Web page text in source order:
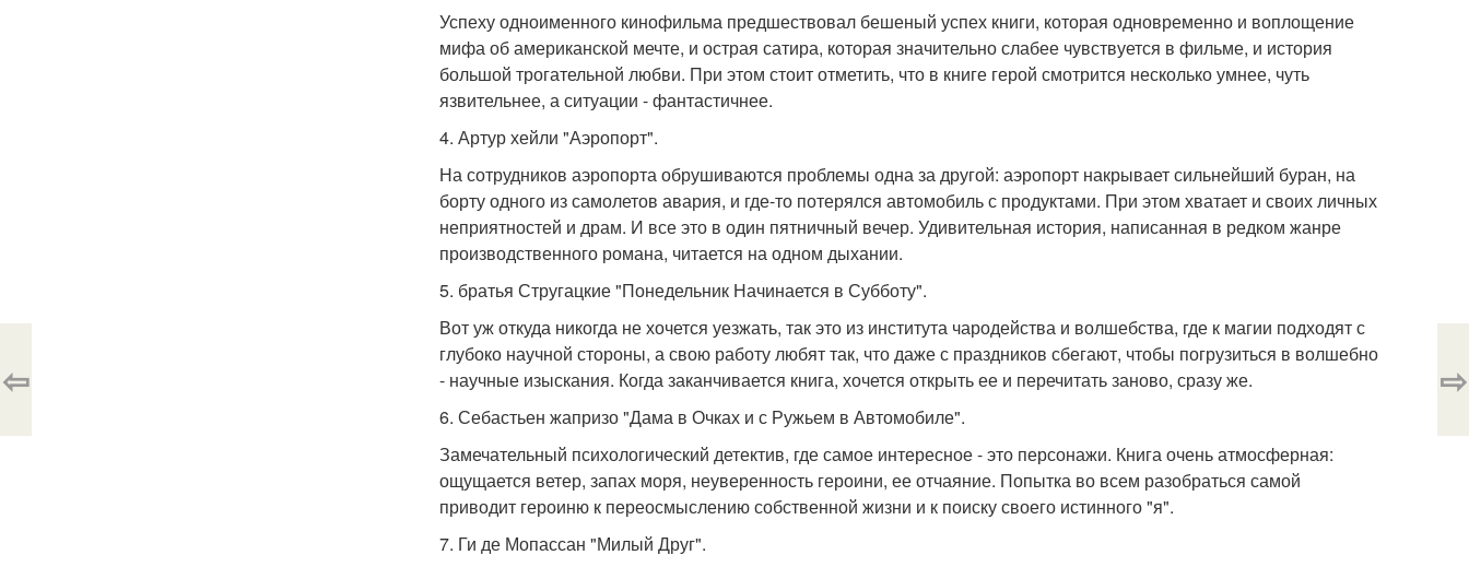
Успеху одноименного кинофильма предшествовал бешеный успех книги, которая одновременно и воплощение
мифа об американской мечте, и острая сатира, которая значительно слабее чувствуется в фильме, и история
большой трогательной любви. При этом стоит отметить, что в книге герой смотрится несколько умнее, чуть
язвительнее, а ситуации - фантастичнее.
4. Артур хейли "Аэропорт".
На сотрудников аэропорта обрушиваются проблемы одна за другой: аэропорт накрывает сильнейший буран, на
борту одного из самолетов авария, и где-то потерялся автомобиль с продуктами. При этом хватает и своих личных
неприятностей и драм. И все это в один пятничный вечер. Удивительная история, написанная в редком жанре
производственного романа, читается на одном дыхании.
5. братья Стругацкие "Понедельник Начинается в Субботу".
Вот уж откуда никогда не хочется уезжать, так это из института чародейства и волшебства, где к магии подходят с
глубоко научной стороны, а свою работу любят так, что даже с праздников сбегают, чтобы погрузиться в волшебно
- научные изыскания. Когда заканчивается книга, хочется открыть ее и перечитать заново, сразу же.
6. Себастьен жапризо "Дама в Очках и с Ружьем в Автомобиле".
Замечательный психологический детектив, где самое интересное - это персонажи. Книга очень атмосферная:
ощущается ветер, запах моря, неуверенность героини, ее отчаяние. Попытка во всем разобраться самой
приводит героиню к переосмыслению собственной жизни и к поиску своего истинного "я".
7. Ги де Мопассан "Милый Друг".
⇦ ⇨